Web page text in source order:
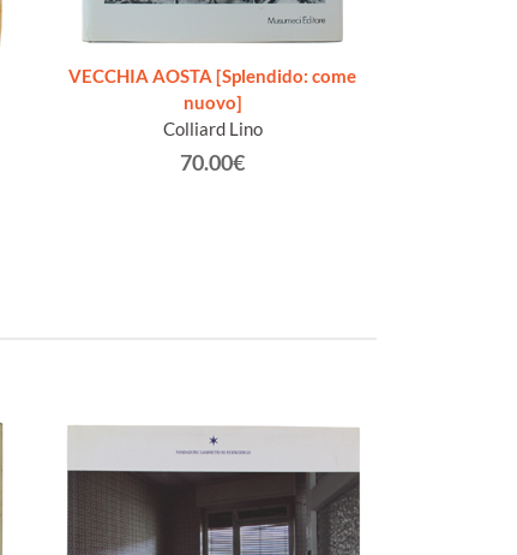
VECCHIA AOSTA [Splendido: come
nuovo]
Colliard Lino
70.00€